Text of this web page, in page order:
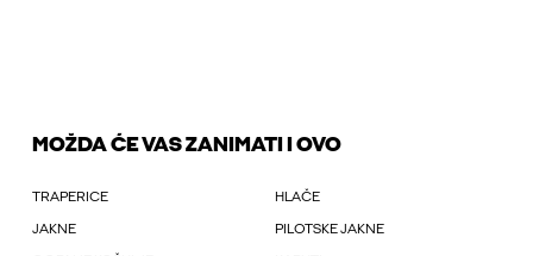
MOŽDA ĆE VAS ZANIMATI I OVO
TRAPERICE HLAČE
JAKNE PILOTSKE JAKNE